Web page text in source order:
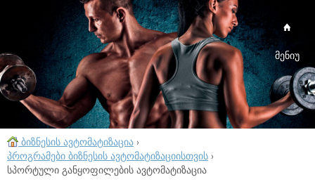
მენიუ
ბიზნესის ავტომატიზაცია ›
პროგრამები ბიზნესის ავტომატიზაციისთვის ›
სპორტული განყოფილების ავტომატიზაცია